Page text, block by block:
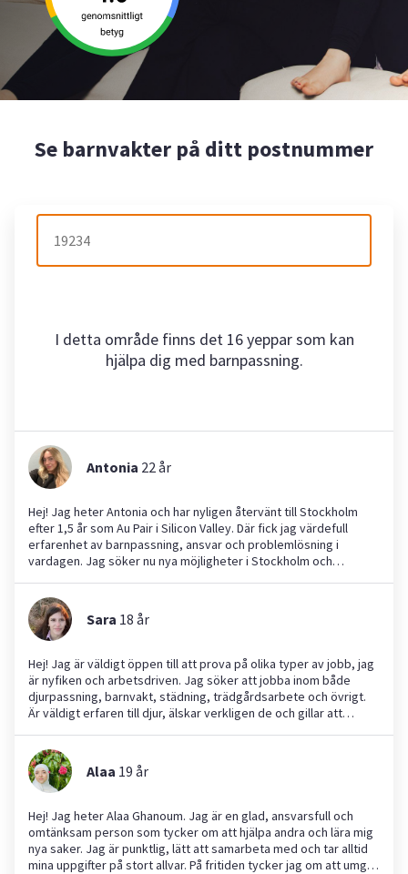
Se barnvakter på ditt postnummer
I detta område finns det 16 yeppar som kan
hjälpa dig med barnpassning.
Antonia 22år
Hej! Jag heter Antonia och har nyligen återvänt till Stockholm
efter 1,5 år som Au Pair i Silicon Valley. Där fick jag värdefull
erfarenhet av barnpassning, ansvar och problemlösning i
vardagen. Jag söker nu nya möjligheter i Stockholm och
Jag talar flytande engelska och svenska, vilket passar perfekt
för familjer eller arbetsplatser som värdesätter tvåspråkighet.
Genom tidigare arbete i restaurang- och butiksmiljö har jag
utvecklat en stark servicekänsla och lärt mig hantera stressiga
situationer på ett lugnt och professionellt sätt. Jag tänker alltid
framåt, hittar snabba lösningar och sprider positiv energi. Mitt
mål är att skapa trygghet, ordning och ett gott klimat – oavsett
om det gäller barnpassning, service eller arbete i team. Hör
gärna av er, så bokar vi in ett möte för att se hur jag kan bidra
hos er!
Sara 18 år
Hej! Jag är väldigt öppen till att prova på olika typer av jobb, jag
är nyfiken och arbetsdriven. Jag söker att jobba inom både
djurpassning, barnvakt, städning, trädgårdsarbete och övrigt.
Är väldigt erfaren till djur, älskar verkligen de och gillar att
erfaren med barn men har tidigare jobbat på en förskola i
Ronneby och har alltid gillat att umgås med de. Har aldrig
tidigare haft YEPSTR och är villig att prova på det och hjälpa till!
Jag tycker att både trädgårdsarbete och städning är rätt så kul
och hade jättegärna velat arbeta med det. er besked☺️
Alaa 19 år
Hej! Jag heter Alaa Ghanoum. Jag är en glad, ansvarsfull och
omtänksam person som tycker om att hjälpa andra och lära mig
nya saker. Jag är punktlig, lätt att samarbeta med och tar alltid
mina uppgifter på stort allvar. På fritiden tycker jag om att umgås